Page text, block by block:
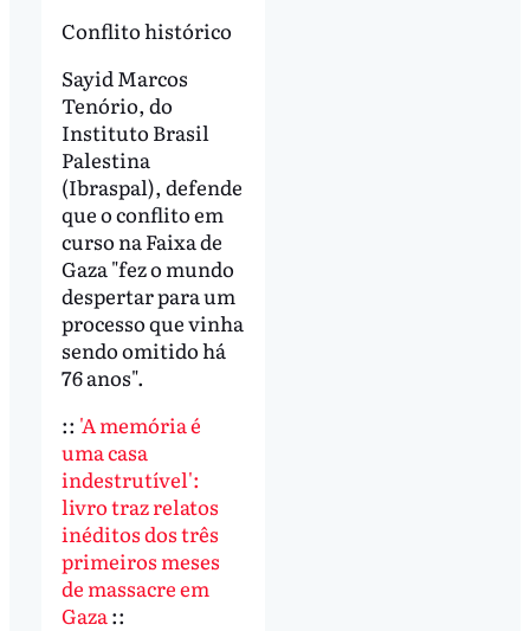
Conflito histórico
Sayid Marcos
Tenório, do
Instituto Brasil
Palestina
(Ibraspal), defende
que o conflito em
curso na Faixa de
Gaza "fez o mundo
despertar para um
processo que vinha
sendo omitido há
76 anos".
:: 'A memória é
uma casa
indestrutível':
livro traz relatos
inéditos dos três
primeiros meses
de massacre em
Gaza ::